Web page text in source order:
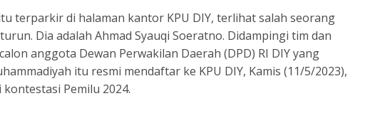
terparkir di halaman kantor KPU DIY, terlihat salah seorang
Dia adalah Ahmad Syauqi Soeratno. Didampingi tim dan
anggota Dewan Perwakilan Daerah (DPD) RI DIY yang
itu resmi mendaftar ke KPU DIY, Kamis (11/5/2023),
Pemilu 2024.